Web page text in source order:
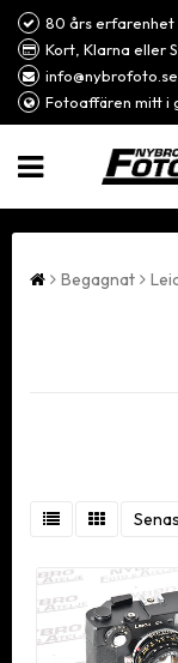
80 års erfarenhet
Kort, Klarna eller
info@nybrofoto.se
Fotoaffären mitt i
Begagnat